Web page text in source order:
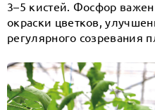
3–5 кистей. Фосфор
окраски цветков,
регулярного созревания